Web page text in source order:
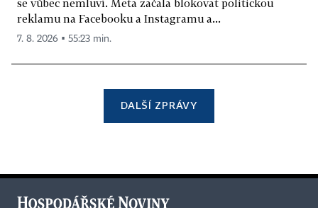
se vůbec nemluví. Meta začala blokovat politickou
reklamu na Facebooku a Instagramu a...
7. 8. 2026 ▪ 55:23 min.
DALŠÍ ZPRÁVY